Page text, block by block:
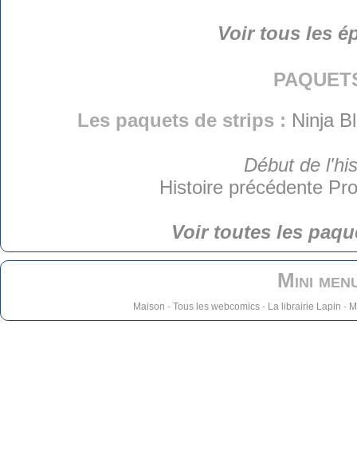
Voir tous les
Les paquets de strips : Ninja
Début de
Histoire précédente
Voir toutes les
Mini
Maison - Tous les webcomics- La librairie Lapin -